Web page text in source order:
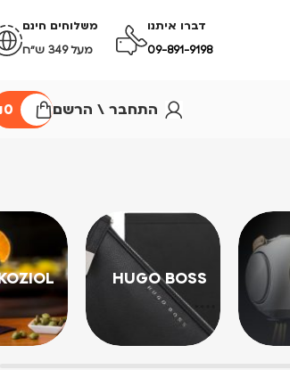
דברו איתנו
09-891-9198
משלוחים חינם
מעל 349 ש״ח
התחבר \ הרשם 0
HUGO BOSS